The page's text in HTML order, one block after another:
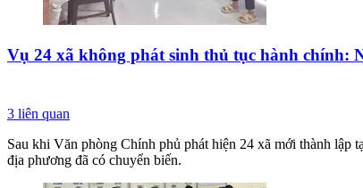
Vụ 24 xã không phát sinh thủ tục hành chính:
3 liên quan
Sau khi Văn phòng Chính phủ phát hiện 24 xã mới thành lập
địa phương đã có chuyển biến.